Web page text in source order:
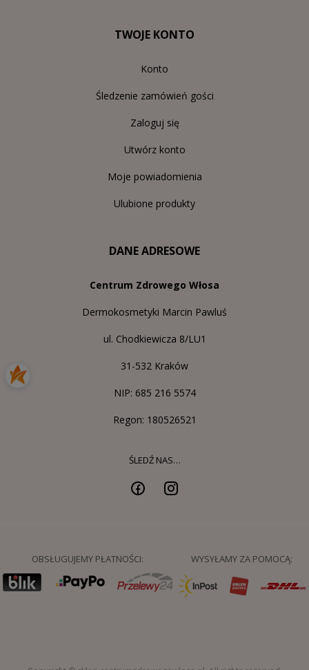
TWOJE KONTO
Konto
Śledzenie zamówień gości
Zaloguj się
Utwórz konto
Moje powiadomienia
Ulubione produkty
DANE ADRESOWE
Centrum Zdrowego Włosa
Dermokosmetyki Marcin Pawluś
ul. Chodkiewicza 8/LU1
31-532 Kraków
NIP: 685 216 5574
Regon: 180526521
ŚLEDŹ NAS…
OBSŁUGUJEMY PŁATNOŚCI: WYSYŁAMY ZA POMOCĄ: